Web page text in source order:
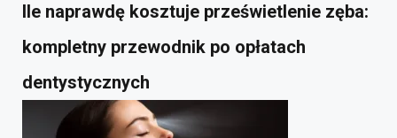
Ile naprawdę kosztuje prześwietlenie zęba:
kompletny przewodnik po opłatach
dentystycznych